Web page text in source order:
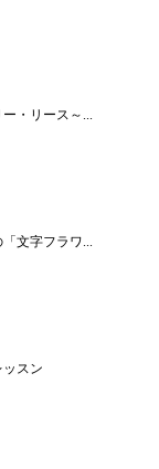
・リース～...
文字フラワ...
スン